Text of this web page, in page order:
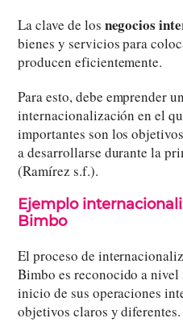
La clave de los negocios
bienes y servicios para
producen eficientemente.
Para esto, debe emprender
internacionalización en el
importantes son los
a desarrollarse durante la
(Ramírez s.f.).
Ejemplo
Bimbo
El proceso de
Bimbo es reconocido a nivel
inicio de sus operaciones
objetivos claros y diferentes.